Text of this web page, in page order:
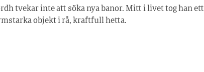
tvekar inte att söka nya banor. Mitt i livet tog han ett
objekt i rå, kraftfull hetta.